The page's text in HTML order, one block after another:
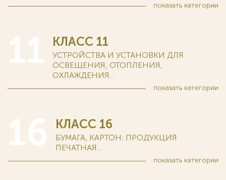
показать категории
КЛАСС 11
УСТРОЙСТВА И УСТАНОВКИ ДЛЯ
ОСВЕЩЕНИЯ, ОТОПЛЕНИЯ,
ОХЛАЖДЕНИЯ...
показать категории
КЛАСС 16
БУМАГА, КАРТОН; ПРОДУКЦИЯ
ПЕЧАТНАЯ...
показать категории